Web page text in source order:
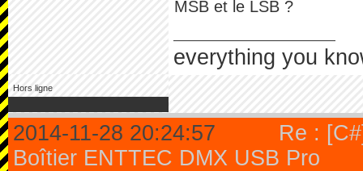
MSB et le LSB ?
everything you
Hors ligne
2014-11-28 20:24:57
Re :
Boîtier ENTTEC DMX USB Pro